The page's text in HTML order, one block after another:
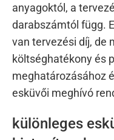
anyagoktól, a
darabszámtól függ.
van tervezési díj, de
költséghatékony és
meghatározásához
esküvői meghívó
különleges